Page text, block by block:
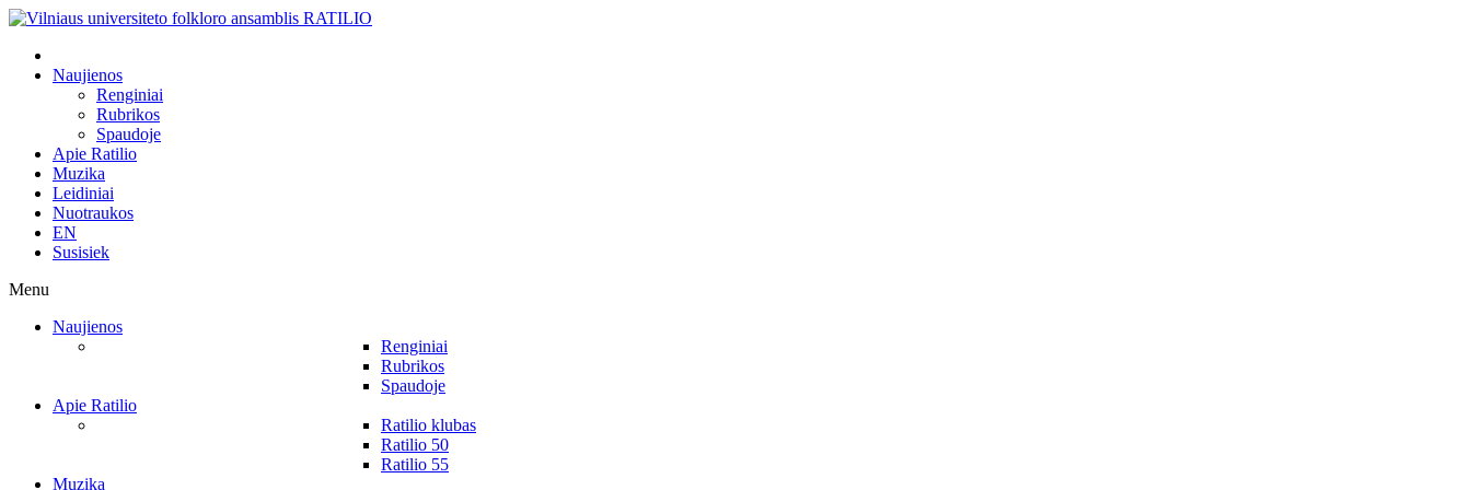
Naujienos
Renginiai
Rubrikos
Spaudoje
Apie Ratilio
Muzika
Leidiniai
Nuotraukos
EN
Susisiek
Menu
Naujienos
Renginiai
Rubrikos
Spaudoje
Apie Ratilio
Ratilio klubas
Ratilio 50
Ratilio 55
Muzika